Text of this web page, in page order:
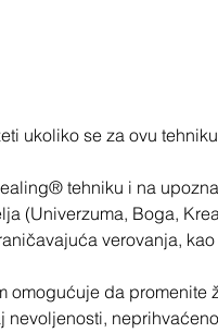
ukoliko se za ovu
tehniku i na
(Univerzuma, Boga,
verovanja,
omogućuje da promenite
nevoljenosti,